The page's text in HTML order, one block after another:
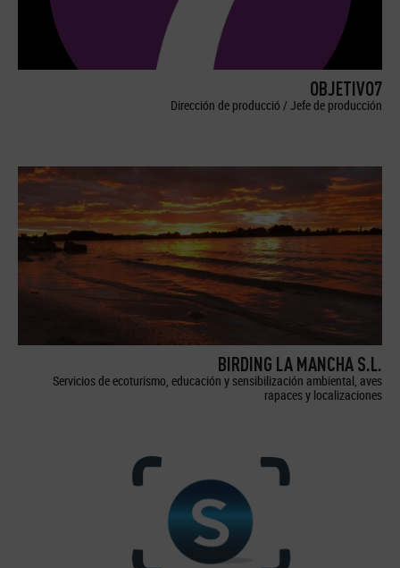
OBJETIVO7
Dirección de producció / Jefe de producción
BIRDING LA MANCHA S.L.
Servicios de ecoturismo, educación y sensibilización ambiental, aves
rapaces y localizaciones